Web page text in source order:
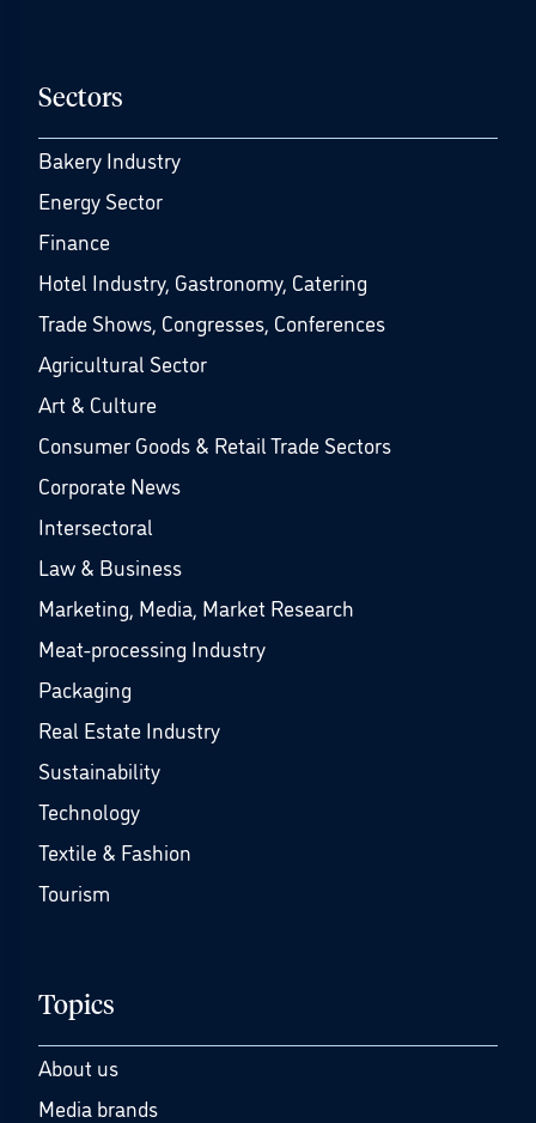
Sectors
Bakery Industry
Energy Sector
Finance
Hotel Industry, Gastronomy, Catering
Trade Shows, Congresses, Conferences
Agricultural Sector
Art & Culture
Consumer Goods & Retail Trade Sectors
Corporate News
Intersectoral
Law & Business
Marketing, Media, Market Research
Meat-processing Industry
Packaging
Real Estate Industry
Sustainability
Technology
Textile & Fashion
Tourism
Topics
About us
Media brands